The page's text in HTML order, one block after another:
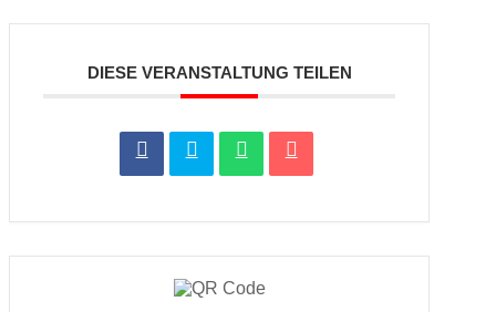
DIESE VERANSTALTUNG TEILEN